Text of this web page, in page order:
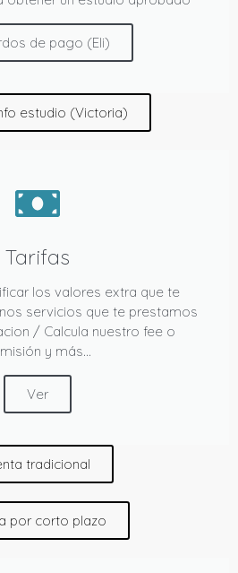
de pago (Eli)
estudio (Victoria)
Tarifas
los valores extra que te
servicios que te prestamos
/ Calcula nuestro fee o
y más...
Ver
tradicional
por corto plazo